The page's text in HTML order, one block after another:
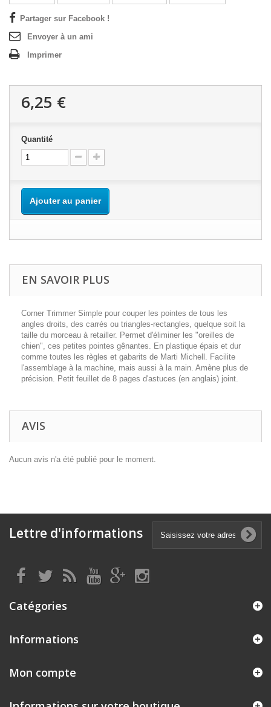
Partager sur Facebook !
Envoyer à un ami
Imprimer
6,25 €
Quantité
Ajouter au panier
EN SAVOIR PLUS
Corner Trimmer Simple pour couper les pointes de tous les
angles droits, des carrés ou triangles-rectangles, quelque soit la
taille du morceau à retailler. Permet d'éliminer les "oreilles de
chien", ces petites pointes gênantes. En plastique épais et dur
comme toutes les règles et gabarits de Marti Michell. Facilite
l'assemblage à la machine, mais aussi à la main. Amène plus de
précision. Petit feuillet de 8 pages d'astuces (en anglais) joint.
AVIS
Aucun avis n'a été publié pour le moment.
Lettre d'informations
Catégories
Informations
Mon compte